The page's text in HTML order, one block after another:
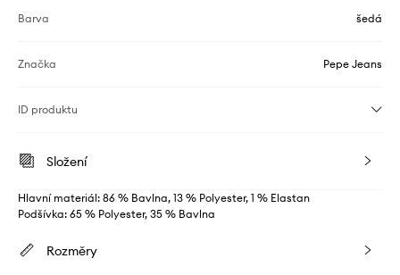
Barva šedá
Značka Pepe Jeans
ID produktu
Složení
Hlavní materiál: 86 % Bavlna, 13 % Polyester, 1 % Elastan
Podšívka: 65 % Polyester, 35 % Bavlna
Rozměry